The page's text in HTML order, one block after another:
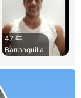
47 年
Barranquilla